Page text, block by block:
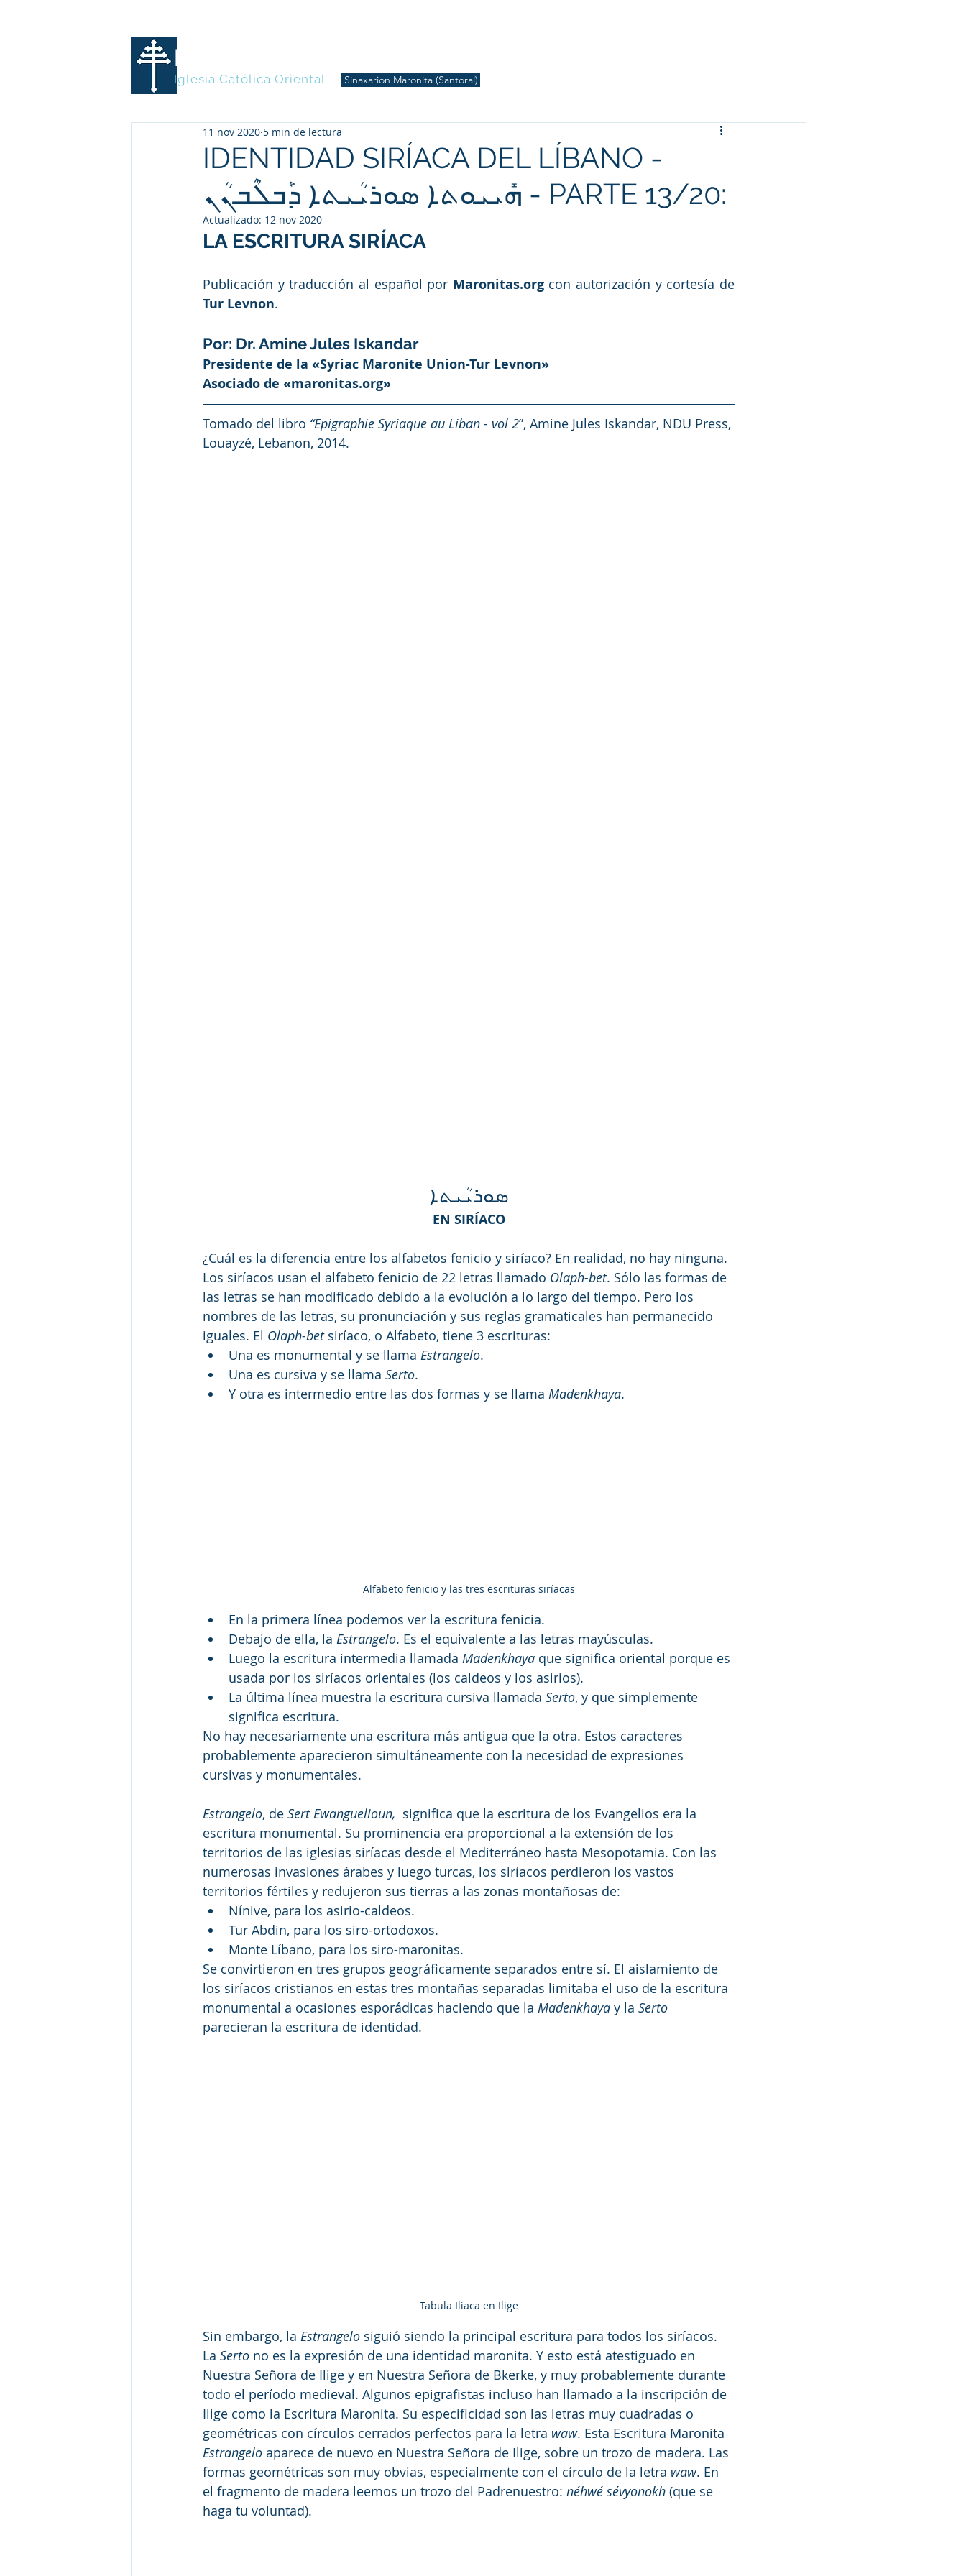
MARONITAS
Iglesia Católica Oriental
Sinaxarion Maronita (Santoral)
IDENTIDAD SIRÍACA DEL LÍBANO -
ܗܺܝܝܘܬܐ ܣܘܪܝܳܝܬܐ ܕܰܒܠܶܒܢܳܢ - PARTE 13/20:
11 nov 2020 5 min de lectura
Actualizado: 12 nov 2020
LA ESCRITURA SIRÍACA
Publicación y traducción al español por Maronitas.org con autorización y cortesía de
Tur Levnon.
Por: Dr. Amine Jules Iskandar
Presidente de la «Syriac Maronite Union-Tur Levnon»
Asociado de «maronitas.org»
Tomado del libro “Epigraphie Syriaque au Liban - vol 2”, Amine Jules Iskandar, NDU Press,
Louayzé, Lebanon, 2014.
ܣܘܪܝܳܝܬܐ
EN SIRÍACO
¿Cuál es la diferencia entre los alfabetos fenicio y siríaco? En realidad, no hay ninguna.
Los siríacos usan el alfabeto fenicio de 22 letras llamado Olaph-bet. Sólo las formas de
las letras se han modificado debido a la evolución a lo largo del tiempo. Pero los
nombres de las letras, su pronunciación y sus reglas gramaticales han permanecido
iguales. El Olaph-bet siríaco, o Alfabeto, tiene 3 escrituras:
Una es monumental y se llama Estrangelo.
Una es cursiva y se llama Serto.
Y otra es intermedio entre las dos formas y se llama Madenkhaya.
Alfabeto fenicio y las tres escrituras siríacas
En la primera línea podemos ver la escritura fenicia.
Debajo de ella, la Estrangelo. Es el equivalente a las letras mayúsculas.
Luego la escritura intermedia llamada Madenkhaya que significa oriental porque es
usada por los siríacos orientales (los caldeos y los asirios).
La última línea muestra la escritura cursiva llamada Serto, y que simplemente
significa escritura.
No hay necesariamente una escritura más antigua que la otra. Estos caracteres
probablemente aparecieron simultáneamente con la necesidad de expresiones
cursivas y monumentales.
Estrangelo, de Sert Ewanguelioun,
  significa que la escritura de los Evangelios era la
escritura monumental. Su prominencia era proporcional a la extensión de los
territorios de las iglesias siríacas desde el Mediterráneo hasta Mesopotamia. Con las
numerosas invasiones árabes y luego turcas, los siríacos perdieron los vastos
territorios fértiles y redujeron sus tierras a las zonas montañosas de:
Nínive, para los asirio-caldeos.
Tur Abdin, para los siro-ortodoxos.
Monte Líbano, para los siro-maronitas.
Se convirtieron en tres grupos geográficamente separados entre sí. El aislamiento de
los siríacos cristianos en estas tres montañas separadas limitaba el uso de la escritura
monumental a ocasiones esporádicas haciendo que la Madenkhaya y la Serto
parecieran la escritura de identidad.
Tabula Iliaca en Ilige
Sin embargo, la Estrangelo siguió siendo la principal escritura para todos los siríacos.
La Serto no es la expresión de una identidad maronita. Y esto está atestiguado en
Nuestra Señora de Ilige y en Nuestra Señora de Bkerke, y muy probablemente durante
todo el período medieval. Algunos epigrafistas incluso han llamado a la inscripción de
Ilige como la Escritura Maronita. Su especificidad son las letras muy cuadradas o
geométricas con círculos cerrados perfectos para la letra waw. Esta Escritura Maronita
Estrangelo aparece de nuevo en Nuestra Señora de Ilige, sobre un trozo de madera. Las
formas geométricas son muy obvias, especialmente con el círculo de la letra waw. En
el fragmento de madera leemos un trozo del Padrenuestro: néhwé sévyonokh (que se
haga tu voluntad).